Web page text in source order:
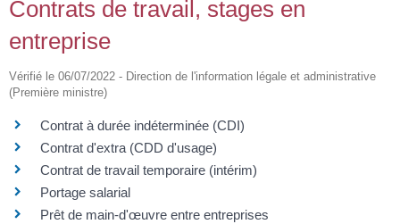
Contrats de travail, stages en
entreprise
Vérifié le 06/07/2022 - Direction de l'information légale et administrative
(Première ministre)
Contrat à durée indéterminée (CDI)
Contrat d'extra (CDD d'usage)
Contrat de travail temporaire (intérim)
Portage salarial
Prêt de main-d'œuvre entre entreprises